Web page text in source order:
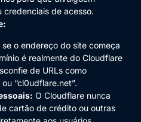
credenciais de acesso.
se o endereço do site começa
é realmente do Cloudflare
de URLs como
“cl0udflare.net”.
O Cloudflare nunca
cartão de crédito ou outras